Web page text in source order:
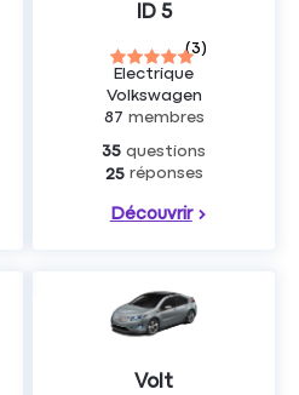
ID 5
(3)
Electrique
Volkswagen
87 membres
35 questions
25 réponses
Découvrir
Volt